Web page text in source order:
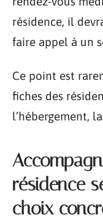
résidence, il
faire appel à un
Ce point est
fiches des
l’hébergement,
résidence
choix